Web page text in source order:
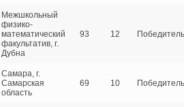
Межшкольный
физико-
математический
факультатив, г.
Дубна
93 12 Победитель
Самара, г.
Самарская
область
69 10 Победитель